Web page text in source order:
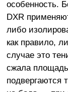
особенность.
DXR
либо
как правило,
случае это
сжала
подвергаются